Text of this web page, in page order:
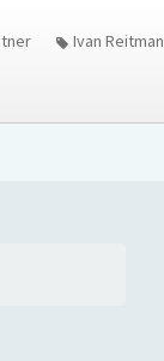
Ivan Reitman